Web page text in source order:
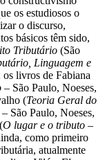
os estudiosos o
o discurso,
básicos têm sido,
Tributário (São
Linguagem e
os livros de Fabiana
– São Paulo, Noeses,
(Teoria Geral do
– São Paulo, Noeses,
O lugar e o tributo –
como primeiro
atualmente